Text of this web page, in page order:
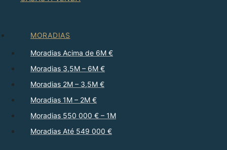
MORADIAS
Moradias Acima de 6M €
Moradias 3,5M – 6M €
Moradias 2M – 3,5M €
Moradias 1M – 2M €
Moradias 550 000 € – 1M
Moradias Até 549 000 €